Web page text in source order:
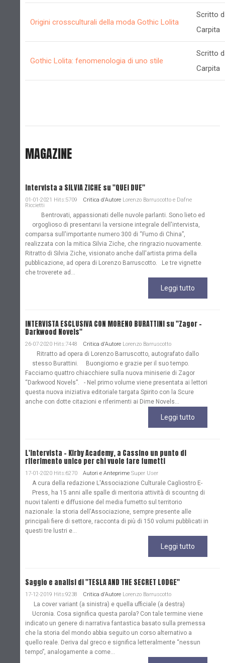
Origini crossculturali della moda Gothic Lolita
Scritto
Carpita
Gothic Lolita: fenomenologia di uno stile
Scritto
Carpita
MAGAZINE
Intervista a SILVIA ZICHE su "QUEI DUE"
01-01-2021 Hits:5709 Critica d'Autore Lorenzo Barruscotto e Dafne
Riccietti
Bentrovati, appassionati delle nuvole parlanti. Sono lieto ed
orgoglioso di presentarvi la versione integrale dell'intervista,
comparsa sull'importante numero 300 di “Fumo di China”,
realizzata con la mitica Silvia Ziche, che ringrazio nuovamente.
Ritratto di Silvia Ziche, visionato anche dall'artista prima della
pubblicazione, ad opera di Lorenzo Barruscotto. Le tre vignette
che troverete ad...
Leggi tutto
INTERVISTA ESCLUSIVA CON MORENO BURATTINI su "Zagor -
Darkwood Novels"
26-07-2020 Hits:7448 Critica d'Autore Lorenzo Barruscotto
Ritratto ad opera di Lorenzo Barruscotto, autografato dallo
stesso Burattini. Buongiorno e grazie per il suo tempo.
Facciamo quattro chiacchiere sulla nuova miniserie di Zagor
“Darkwood Novels”. - Nel primo volume viene presentata ai lettori
questa nuova iniziativa editoriale targata Spirito con la Scure
anche con dotte citazioni e riferimenti ai Dime Novels...
Leggi tutto
L'Intervista - Kirby Academy, a Cassino un punto di
riferimento unico per chi vuole fare fumetti
17-01-2020 Hits:6270 Autori e Anteprime Super User
A cura della redazione L'Associazione Culturale Cagliostro E-
Press, ha 15 anni alle spalle di meritoria attività di scountng di
nuovi talenti e diffusione del media fumetto sul territorio
nazionale: la storia dell'Associazione, sempre presente alle
principali fiere di settore, racconta di più di 150 volumi pubblicati in
questi tre lustri e...
Leggi tutto
Saggio e analisi di "TESLA AND THE SECRET LODGE"
17-12-2019 Hits:9238 Critica d'Autore Lorenzo Barruscotto
La cover variant (a sinistra) e quella ufficiale (a destra)
Ucronia. Cosa significa questa parola? Con tale termine viene
indicato un genere di narrativa fantastica basato sulla premessa
che la storia del mondo abbia seguito un corso alternativo a
quello reale. Deriva dal greco e significa letteralmente “nessun
tempo”, analogamente a come...